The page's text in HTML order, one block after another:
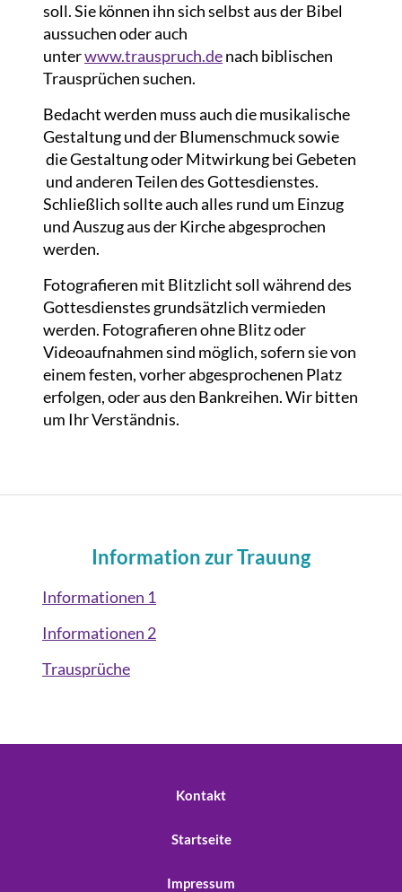
soll. Sie können ihn sich selbst aus der Bibel
aussuchen oder auch
unterwww.trauspruch.denach biblischen
Trausprüchen suchen.
Bedacht werden muss auch die musikalische
Gestaltung und der Blumenschmuck sowie
die Gestaltung oder Mitwirkung bei Gebeten
und anderen Teilen des Gottesdienstes.
Schließlich sollte auch alles rund um Einzug
und Auszug aus der Kirche abgesprochen
werden.
Fotografieren mit Blitzlicht soll während des
Gottesdienstes grundsätzlich vermieden
werden. Fotografieren ohne Blitz oder
Videoaufnahmen sind möglich, sofern sie von
einem festen, vorher abgesprochenen Platz
erfolgen, oder aus den Bankreihen. Wir bitten
um Ihr Verständnis.
Information zur Trauung
Informationen 1
Informationen 2
Trausprüche
Kontakt
Startseite
Impressum